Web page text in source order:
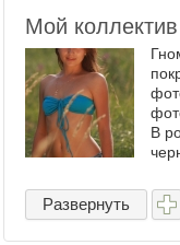
Мой коллектив
В
Развернуть